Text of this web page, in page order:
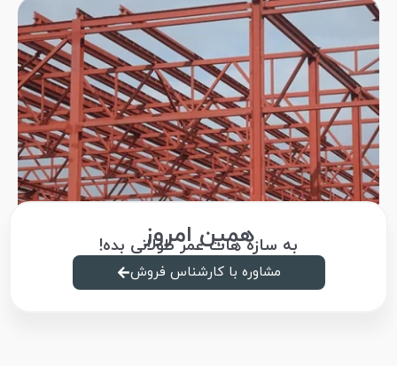
همین امروز
به سازه‌ هات عمر طولانی بده!
مشاوره با کارشناس فروش